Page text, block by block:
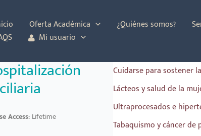
Oferta Académica ¿Quiénes somos?
Mi usuario
ACADÉMICA ABIERTA
Access: Lifetime
Cuidarse para sostener
Lácteos y salud de la
Ultraprocesados e
Tabaquismo y cáncer